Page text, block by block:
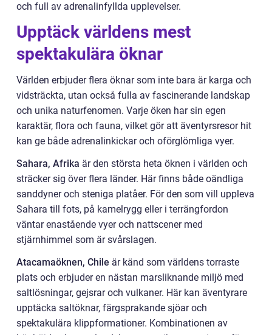
och full av adrenalinfyllda upplevelser.
Upptäck världens mest
spektakulära öknar
Världen erbjuder flera öknar som inte bara är karga och
vidsträckta, utan också fulla av fascinerande landskap
och unika naturfenomen. Varje öken har sin egen
karaktär, flora och fauna, vilket gör att äventyrsresor hit
kan ge både adrenalinkickar och oförglömliga vyer.
Sahara, Afrika är den största heta öknen i världen och
sträcker sig över flera länder. Här finns både oändliga
sanddyner och steniga platåer. För den som vill uppleva
Sahara till fots, på kamelrygg eller i terrängfordon
väntar enastående vyer och nattscener med
stjärnhimmel som är svårslagen.
Atacamaöknen, Chile är känd som världens torraste
plats och erbjuder en nästan marsliknande miljö med
saltlösningar, gejsrar och vulkaner. Här kan äventyrare
upptäcka saltöknar, färgsprakande sjöar och
spektakulära klippformationer. Kombinationen av